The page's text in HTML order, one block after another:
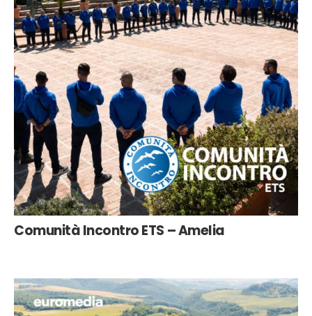
Comunità Incontro ETS – Amelia